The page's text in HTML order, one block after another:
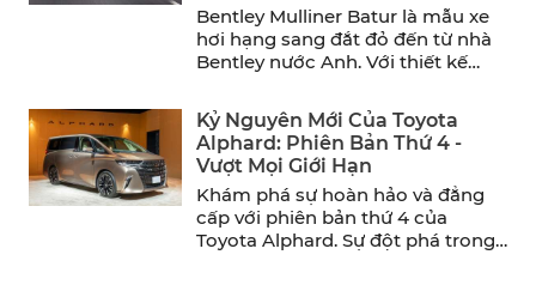
Bentley Mulliner Batur là mẫu xe
hơi hạng sang đắt đỏ đến từ nhà
Bentley nước Anh. Với thiết kế
Kỷ Nguyên Mới Của Toyota
Alphard: Phiên Bản Thứ 4 -
Vượt Mọi Giới Hạn
Khám phá sự hoàn hảo và đẳng
cấp với phiên bản thứ 4 của
Toyota Alphard. Sự đột phá trong